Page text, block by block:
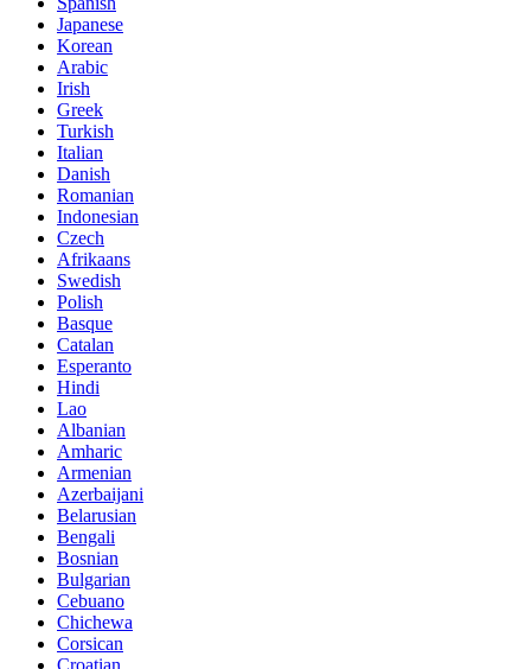
Japanese
Korean
Arabic
Irish
Greek
Turkish
Italian
Danish
Romanian
Indonesian
Czech
Afrikaans
Swedish
Polish
Basque
Catalan
Esperanto
Hindi
Lao
Albanian
Amharic
Armenian
Azerbaijani
Belarusian
Bengali
Bosnian
Bulgarian
Cebuano
Chichewa
Corsican
Croatian